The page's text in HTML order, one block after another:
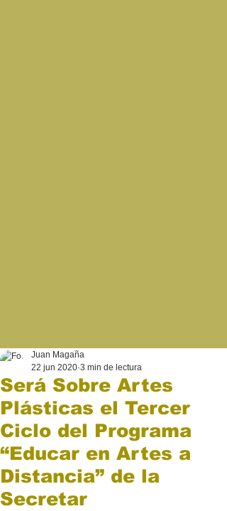
Será Sobre Artes
Plásticas el Tercer
Ciclo del Programa
“Educar en Artes a
Distancia” de la
Secretar
Juan Magaña
22 jun 2020 3 min de lectura